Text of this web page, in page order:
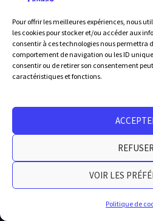
Pour offrir les meilleures expériences, nous
les cookies pour stocker et/ou accéder aux
consentir à ces technologies nous permettra
comportement de navigation ou les ID
consentir ou de retirer son consentement
caractéristiques et fonctions.
REFUSER
VOIR LES
Politique de
Licence d’entrepreneur de
007217
No. de SIRET: 887
Copyright © 1989 - 2026
Données